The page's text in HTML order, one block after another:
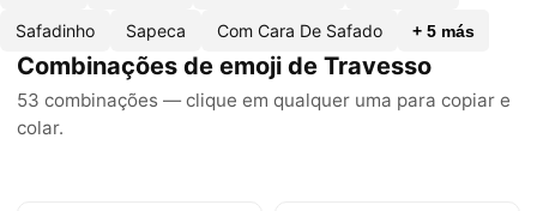
Safadinho Sapeca Com Cara De Safado + 5 más
Combinações de emoji de Travesso
53 combinações — clique em qualquer uma para copiar e
colar.